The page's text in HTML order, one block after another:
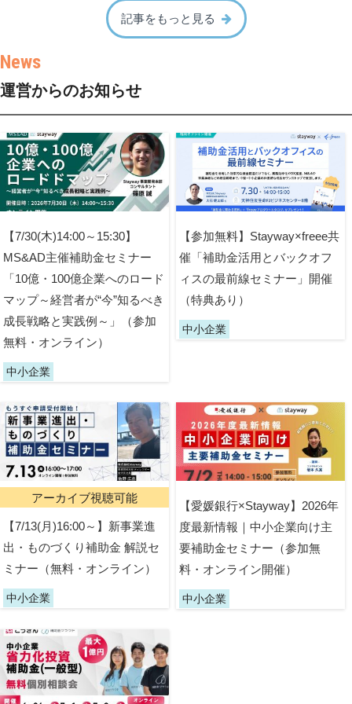
記事をもっと見る
運営からのお知らせ
【7/30(木)14:00～15:30】
MS&AD主催補助金セミナー
「10億・100億企業へのロード
マップ～経営者が“今”知るべき
成長戦略と実践例～」（参加
無料・オンライン）
中小企業
【参加無料】Stayway×freee共
催「補助金活用とバックオフ
ィスの最前線セミナー」開催
（特典あり）
中小企業
アーカイブ視聴可能
【7/13(月)16:00～】新事業進
出・ものづくり補助金 解説セ
ミナー（無料・オンライン）
中小企業
【愛媛銀行×Stayway】2026年
度最新情報｜中小企業向け主
要補助金セミナー（参加無
料・オンライン開催）
中小企業